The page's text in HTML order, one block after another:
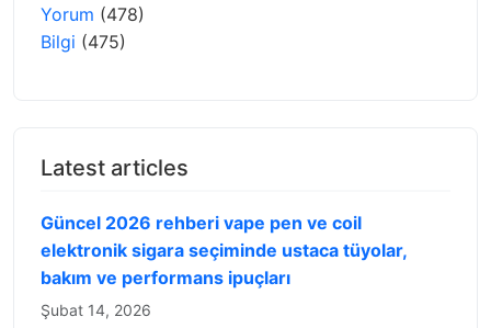
Yorum (478)
Bilgi (475)
Latest articles
Güncel 2026 rehberi vape pen ve coil
elektronik sigara seçiminde ustaca tüyolar,
bakım ve performans ipuçları
Şubat 14, 2026